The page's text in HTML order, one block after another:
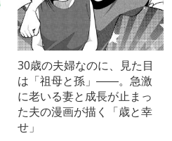
30歳の夫婦なのに、見た目
は「祖母と孫」――。急激
に老いる妻と成長が止まっ
た夫の漫画が描く「歳と幸
せ」